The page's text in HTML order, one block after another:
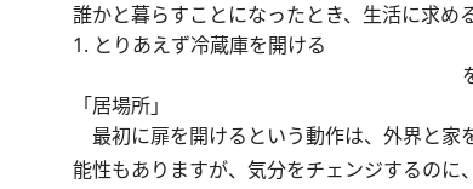
誰かと暮らすことになったとき、生活に求め
1. とりあえず冷蔵庫を開ける
「居場所」
最初に扉を開けるという動作は、外界と家
能性もありますが、気分をチェンジするのに